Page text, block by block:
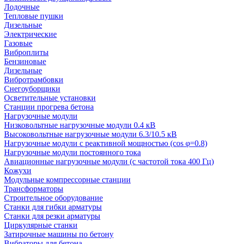
Лодочные
Тепловые пушки
Дизельные
Электрические
Газовые
Виброплиты
Бензиновые
Дизельные
Вибротрамбовки
Снегоуборщики
Осветительные установки
Станции прогрева бетона
Нагрузочные модули
Низковольтные нагрузочные модули 0.4 кВ
Высоковольтные нагрузочные модули 6.3/10.5 кВ
Нагрузочные модули с реактивной мощностью (cos φ=0.8)
Нагрузочные модули постоянного тока
Авиационные нагрузочные модули (с частотой тока 400 Гц)
Кожухи
Модульные компрессорные станции
Трансформаторы
Строительное оборудование
Станки для гибки арматуры
Станки для резки арматуры
Циркулярные станки
Затирочные машины по бетону